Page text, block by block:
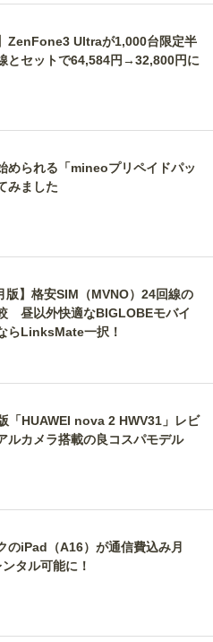
ZenFone3 Ultraが1,000台限定半
とセットで64,584円→32,800円に
められる「mineoプリペイドパッ
みました
版】格安SIM（MVNO）24回線の
昼以外快適なBIGLOBEモバイ
らLinksMate一択！
「HUAWEI nova 2 HWV31」レビ
ルカメラ搭載の良コスパモデル
のiPad（A16）が通信費込み月
タル可能に！